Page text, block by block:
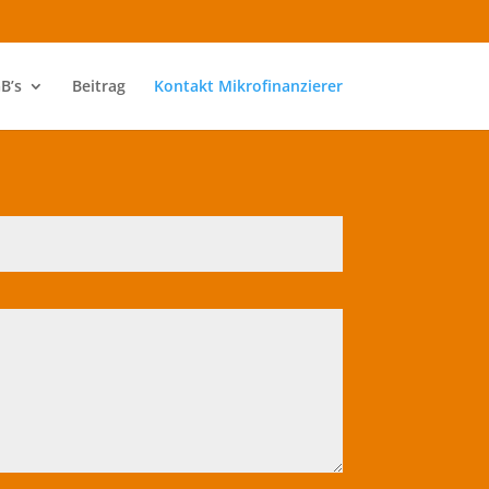
Beitrag Kontakt Mikrofinanzierer